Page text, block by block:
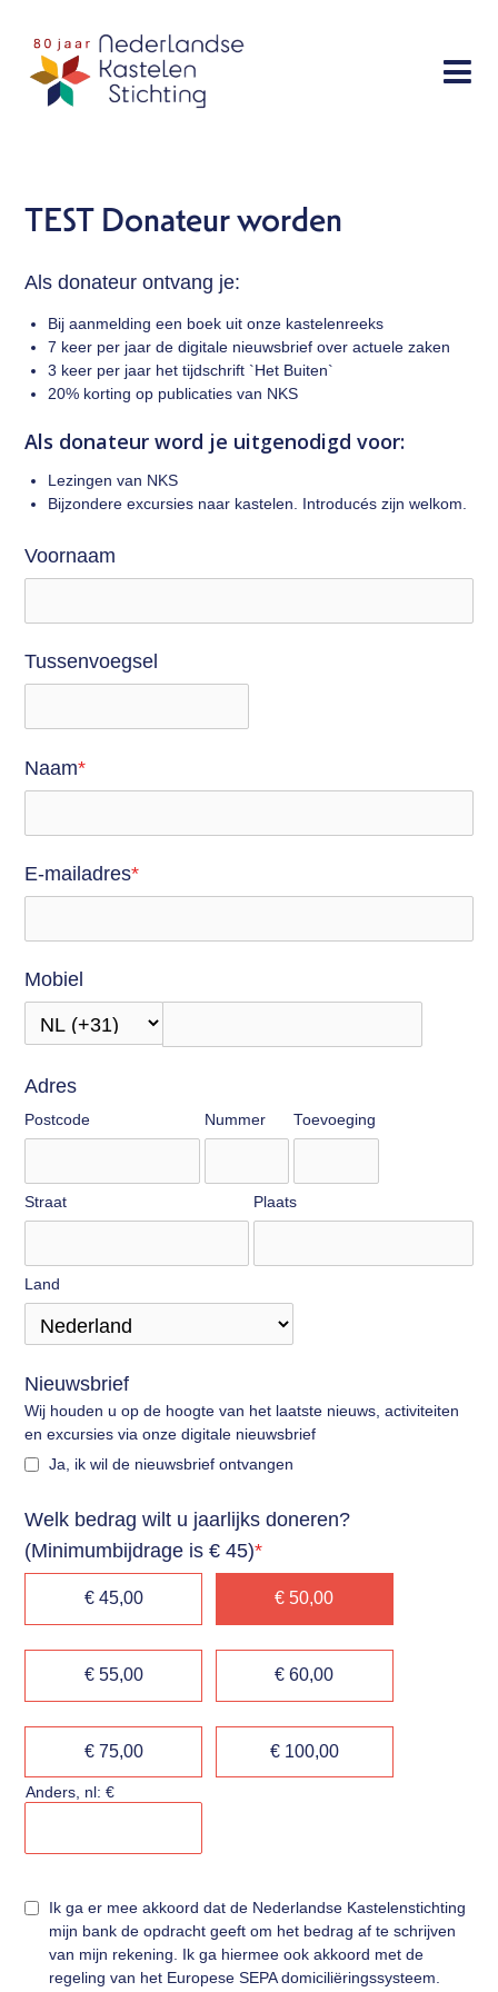
links
over
navigatie
naar
de
inhoud
Menu
TEST Donateur worden
Als donateur ontvang je:
Bij aanmelding een boek uit onze kastelenreeks
7 keer per jaar de digitale nieuwsbrief over actuele zaken
3 keer per jaar het tijdschrift `Het Buiten`
20% korting op publicaties van NKS
Als donateur word je uitgenodigd voor:
Lezingen van NKS
Bijzondere excursies naar kastelen. Introducés zijn welkom.
Voornaam
Tussenvoegsel
Naam*
E-mailadres*
Mobiel
Adres
Postcode Nummer Toevoeging
Straat Plaats
Land
Nieuwsbrief
Wij houden u op de hoogte van het laatste nieuws, activiteiten
en excursies via onze digitale nieuwsbrief
Ja, ik wil de nieuwsbrief ontvangen
Welk bedrag wilt u jaarlijks doneren?
(Minimumbijdrage is € 45)*
€ 45,00 € 50,00
€ 55,00 € 60,00
€ 75,00 € 100,00
Anders, nl: €
Ik ga er mee akkoord dat de Nederlandse Kastelenstichting
mijn bank de opdracht geeft om het bedrag af te schrijven
van mijn rekening. Ik ga hiermee ook akkoord met de
regeling van het Europese SEPA domiciliëringssysteem.
Doe mee
Publicaties
Over ons
Contact
Zoek